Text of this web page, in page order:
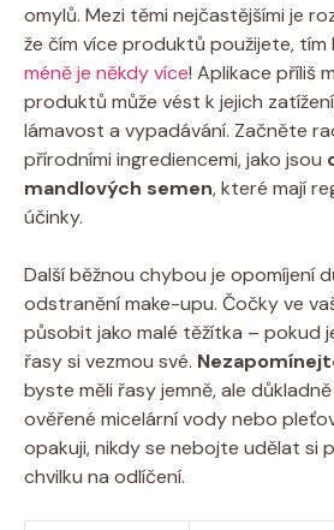
omylů. Mezi těmi ⁢nejčastějšími je
že čím více⁣ produktů použijete, tím
méně je ‌někdy více! Aplikace příliš
produktů ⁤může vést k jejich‍
lámavost a ⁤vypadávání. Začněte
⁢přírodními ingrediencemi, jako jsou
mandlových semen, které mají
účinky.
Další ⁤běžnou ​chybou je⁢ opomíjení
⁢odstranění make-upu. ‍Čočky ‌ve
⁣působit jako malé těžítka – ⁢pokud
řasy si ⁤vezmou své.
byste měli řasy jemně, ale
ověřené​ micelární​ vody ​nebo
opakuji, nikdy se nebojte ⁤udělat si
chvilku​ na ⁢odlíčení.